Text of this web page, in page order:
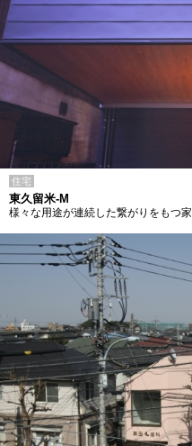
住宅
東久留米-M
様々な用途が連続した繋がりをもつ家